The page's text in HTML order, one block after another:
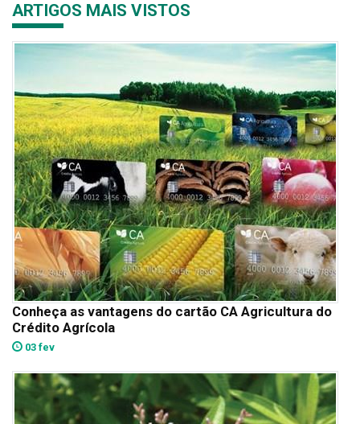
ARTIGOS MAIS VISTOS
Conheça as vantagens do cartão CA Agricultura do
Crédito Agrícola
03 fev